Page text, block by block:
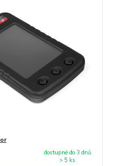
dostupné do 3 dnů
> 5 ks